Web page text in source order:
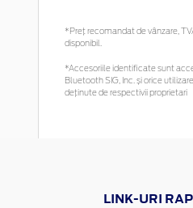
*Preţ recomandat de vânzare,
disponibil.
*Accesoriile identificate sunt
Bluetooth SIG, Inc. și orice
deținute de respectivii proprietari
LINK-URI